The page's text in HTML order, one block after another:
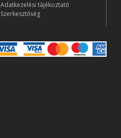
Adatkezelési tájékoztató
Szerkesztőség